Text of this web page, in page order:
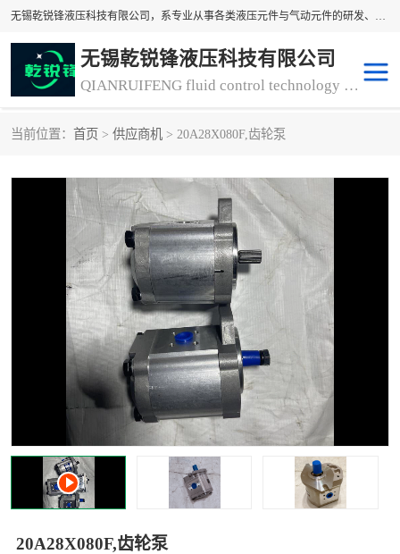
无锡乾锐锋液压科技有限公司，系专业从事各类液压元件与气动元件的研发、生产和销售业务为一体的生产型齿轮泵厂家、液压齿轮泵厂家。主要生产销售风冷式冷却器、液压油风冷却器，冷却器厂家直销、齿轮泵型号、齿轮泵厂家排名详情可来电咨询！
无锡乾锐锋液压科技有限公司
QIANRUIFENG fluid control technology co. LTD
当前位置： 首页 > 供应商机 > 20A28X080F,齿轮泵
20A28X080F,齿轮泵
冷却器厂家直销 过滤器
离合器、制动器 气动元器件
齿轮泵厂家